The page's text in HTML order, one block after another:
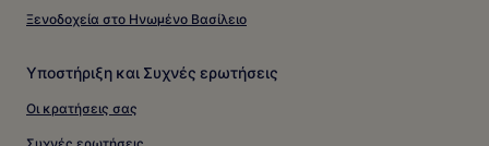
Ξενοδοχεία στο Ηνωμένο Βασίλειο
Υποστήριξη και Συχνές ερωτήσεις
Οι κρατήσεις σας